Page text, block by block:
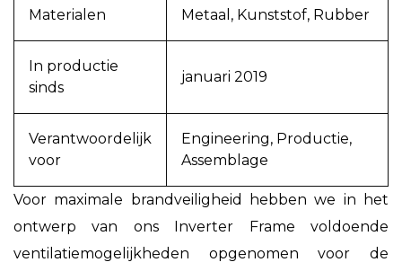
Materialen Metaal, Kunststof, Rubber
In productie
sinds
januari 2019
Verantwoordelijk
voor
Engineering, Productie,
Assemblage
Voor maximale brandveiligheid hebben we in het
ontwerp van ons Inverter Frame voldoende
ventilatiemogelijkheden opgenomen voor de